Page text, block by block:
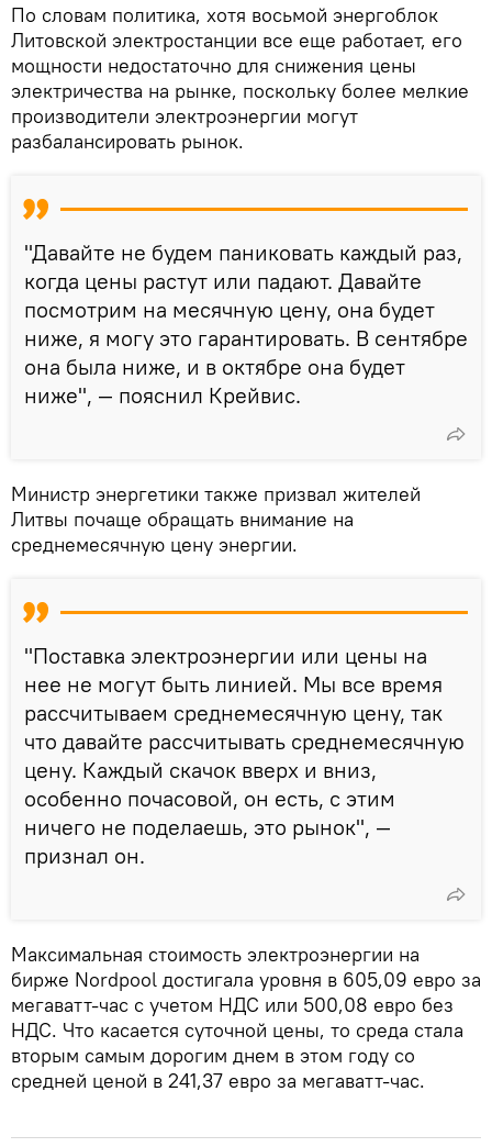
По словам политика, хотя восьмой энергоблок
Литовской электростанции все еще работает, его
мощности недостаточно для снижения цены
электричества на рынке, поскольку более мелкие
производители электроэнергии могут
разбалансировать рынок.
"Давайте не будем паниковать каждый раз,
когда цены растут или падают. Давайте
посмотрим на месячную цену, она будет
ниже, я могу это гарантировать. В сентябре
она была ниже, и в октябре она будет
ниже", — пояснил Крейвис.
Министр энергетики также призвал жителей
Литвы почаще обращать внимание на
среднемесячную цену энергии.
"Поставка электроэнергии или цены на
нее не могут быть линией. Мы все время
рассчитываем среднемесячную цену, так
что давайте рассчитывать среднемесячную
цену. Каждый скачок вверх и вниз,
особенно почасовой, он есть, с этим
ничего не поделаешь, это рынок", —
признал он.
Максимальная стоимость электроэнергии на
бирже Nordpool достигала уровня в 605,09 евро за
мегаватт-час с учетом НДС или 500,08 евро без
НДС. Что касается суточной цены, то среда стала
вторым самым дорогим днем в этом году со
средней ценой в 241,37 евро за мегаватт-час.